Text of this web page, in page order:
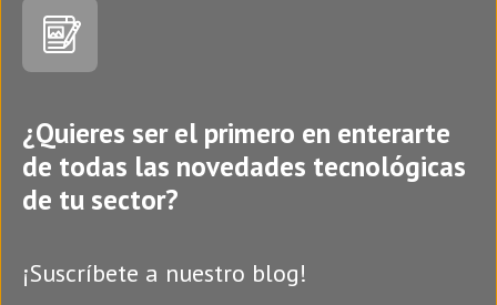
¿Quieres ser el primero en enterarte
de todas las novedades tecnológicas
de tu sector?
¡Suscríbete a nuestro blog!